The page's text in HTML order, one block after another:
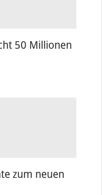
50 Millionen
zum neuen